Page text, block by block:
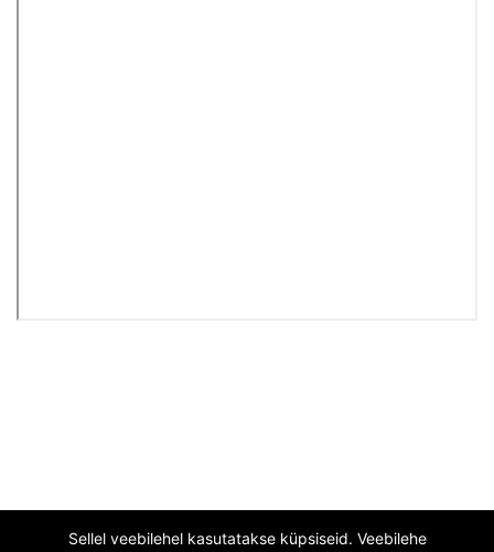
Sellel veebilehel kasutatakse küpsiseid. Veebilehe